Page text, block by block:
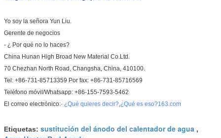
Yo soy la señora Yun Liu.
Gerente de negocios
- ¿ Por qué no lo haces?
China Hunan High Broad New Material Co.Ltd.
70 Chezhan North Road, Changsha, China, 410100.
Tel: +86-731-85713359 Por fax: +86-731-85716569
Teléfono móvil/Whatsapp: +86-155-7593-5462
El correo electrónico:- ¿Qué quieres decir? ¿Qué es eso?163.com
Etiquetas: sustitución del ánodo del calentador de agua ,